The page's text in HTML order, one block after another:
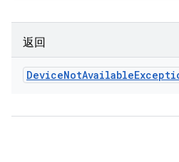
返回
DeviceNotAvailable